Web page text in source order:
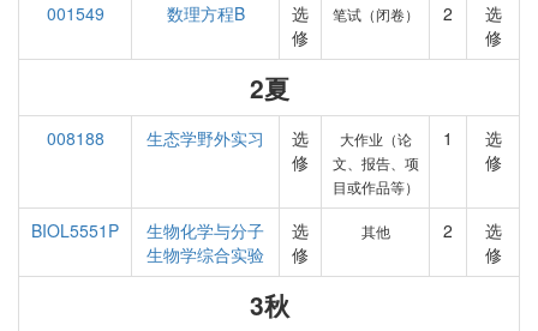
001549
数理方程B
选
修
笔试（闭卷） 2
选
修
2夏
008188 生态学野外实习
选
修
大作业（论
文、报告、项
目或作品等）
1
选
修
BIOL5551P
生物化学与分子
生物学综合实验
选
修
其他 2
选
修
3秋